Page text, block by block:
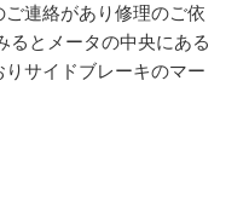
連絡があり修理のご依
るとメータの中央にある
サイドブレーキのマー